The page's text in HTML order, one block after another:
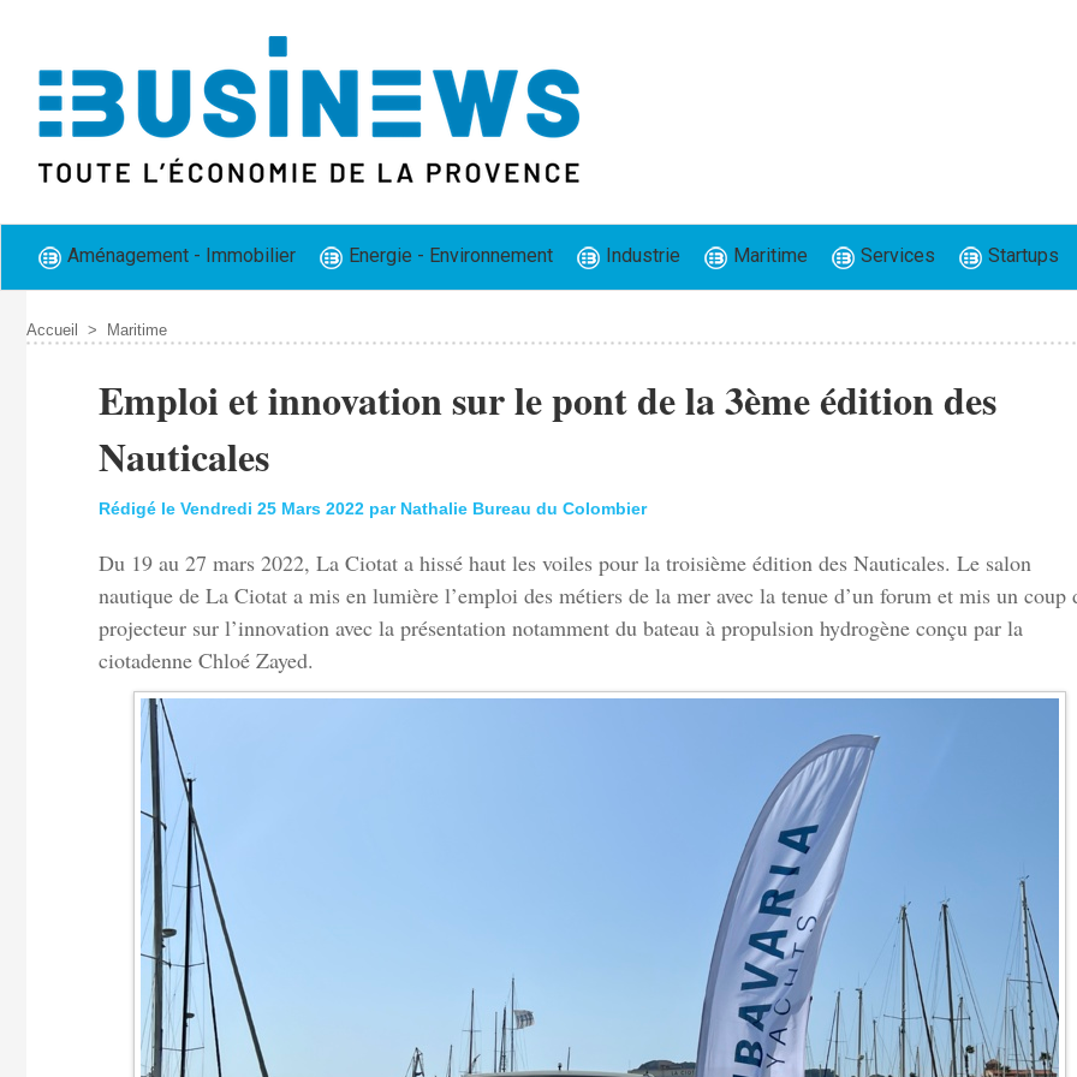
Aménagement - Immobilier Energie - Environnement Industrie Maritime Services Startups
Accueil > Maritime
​Emploi et innovation sur le pont de la 3ème édition des
Nauticales
Rédigé le Vendredi 25 Mars 2022 par Nathalie Bureau du Colombier
Du 19 au 27 mars 2022, La Ciotat a hissé haut les voiles pour la troisième édition des Nauticales. Le salon
nautique de La Ciotat a mis en lumière l’emploi des métiers de la mer avec la tenue d’un forum et mis un coup
projecteur sur l’innovation avec la présentation notamment du bateau à propulsion hydrogène conçu par la
ciotadenne Chloé Zayed.